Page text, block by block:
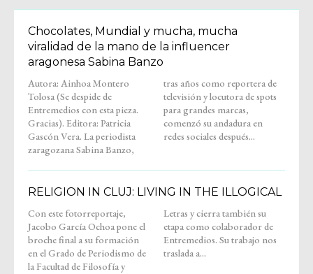
Chocolates, Mundial y mucha, mucha
viralidad de la mano de la influencer
aragonesa Sabina Banzo
Autora: Ainhoa Montero
Tolosa (Se despide de
Entremedios con esta pieza.
Gracias). Editora: Patricia
Gascón Vera. La periodista
zaragozana Sabina Banzo,
tras años como reportera de
televisión y locutora de spots
para grandes marcas,
comenzó su andadura en
redes sociales después...
RELIGION IN CLUJ: LIVING IN THE ILLOGICAL
Con este fotorreportaje,
Jacobo García Ochoa pone el
broche final a su formación
en el Grado de Periodismo de
la Facultad de Filosofía y
Letras y cierra también su
etapa como colaborador de
Entremedios. Su trabajo nos
traslada a...